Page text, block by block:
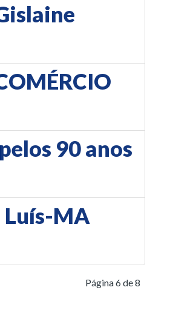
90 anos
Luís-MA
Página 6 de 8